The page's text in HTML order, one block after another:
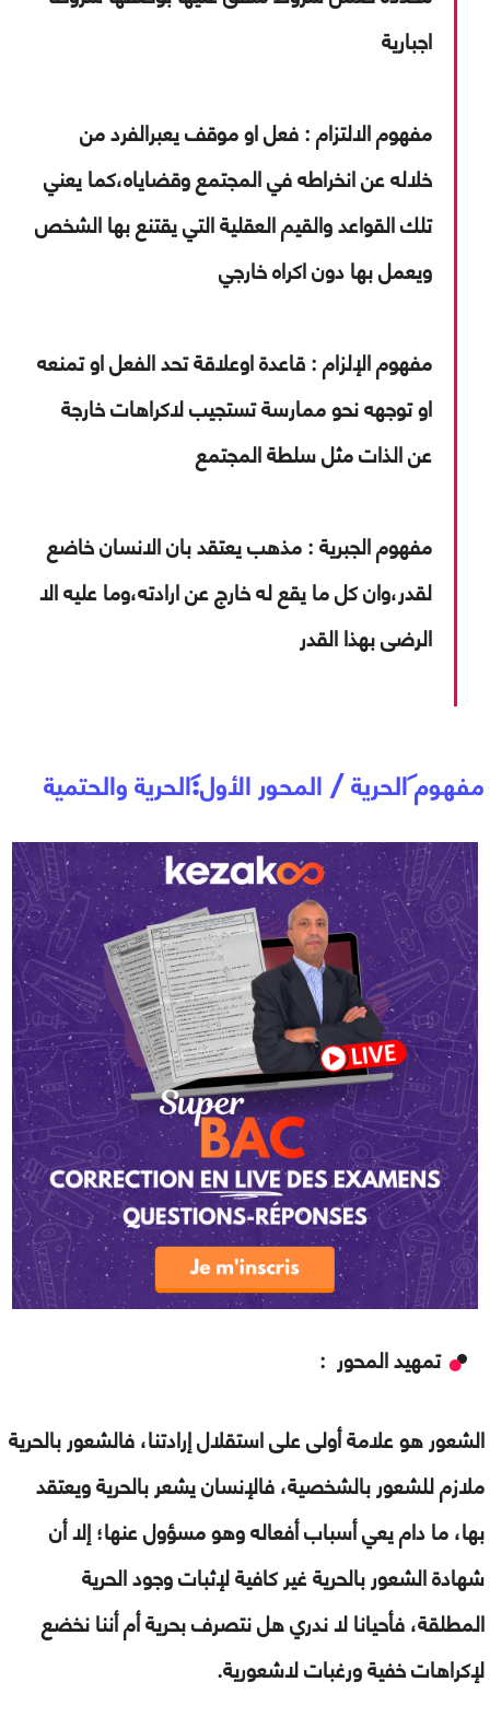
اجبارية
مفهوم الالتزام :فعل او موقف يعبرالفرد من
خلاله عن انخراطه في المجتمع وقضاياه،كما يعني
تلك القواعد والقيم العقلية التي يقتنع بها الشخص
ويعمل بها دون اكراه خارجي
مفهوم الإلزام :قاعدة اوعلاقة تحد الفعل او تمنعه
او توجهه نحو ممارسة تستجيب لاكراهات خارجة
عن الذات مثل سلطة المجتمع
مفهوم الجبرية :مذهب يعتقد بان الانسان خاضع
لقدر،وان كل ما يقع له خارج عن ارادته،وما عليه الا
الرضى بهذا القدر
مفهوم الحرية / المحور الأول: الحرية والحتمية
تمهيد المحور :
الشعور هو علامة أولى على استقلال إرادتنا، فالشعور بالحرية
ملازم للشعور بالشخصية، فالإنسان يشعر بالحرية ويعتقد
بها، ما دام يعي أسباب أفعاله وهو مسؤول عنها؛ إلا أن
شهادة الشعور بالحرية غير كافية لإثبات وجود الحرية
المطلقة، فأحيانا لا ندري هل نتصرف بحرية أم أننا نخضع
لإكراهات خفية ورغبات لاشعورية.